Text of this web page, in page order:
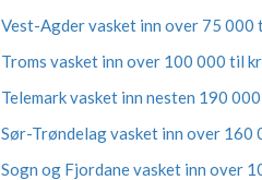
Vest-Agder vasket inn over 75 000
Troms vasket inn over 100 000 til
Telemark vasket inn nesten 190
Sør-Trøndelag vasket inn over 160
Sogn og Fjordane vasket inn over